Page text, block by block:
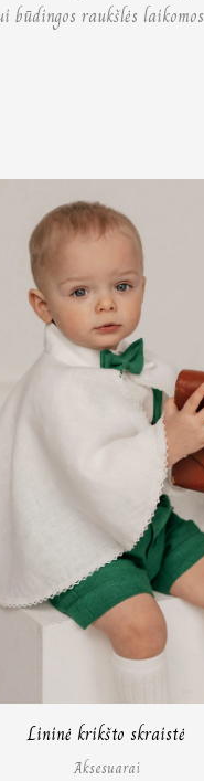
raukšlės laikomos
Lininė krikšto skraistė
Aksesuarai